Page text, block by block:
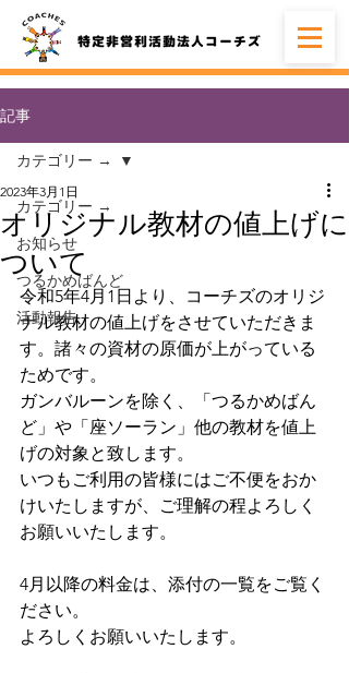
記事
カテゴリー →
お知らせ
つるかめばんど
活動報告
カテゴリー →
オリジナル教材の値上げに
ついて
2023年3月1日
令和5年4月1日より、コーチズのオリジ
ナル教材の値上げをさせていただきま
す。諸々の資材の原価が上がっている
ためです。
ガンバルーンを除く、「つるかめばん
ど」や「座ソーラン」他の教材を値上
げの対象と致します。
いつもご利用の皆様にはご不便をおか
けいたしますが、ご理解の程よろしく
お願いいたします。
4月以降の料金は、添付の一覧をご覧く
ださい。
よろしくお願いいたします。